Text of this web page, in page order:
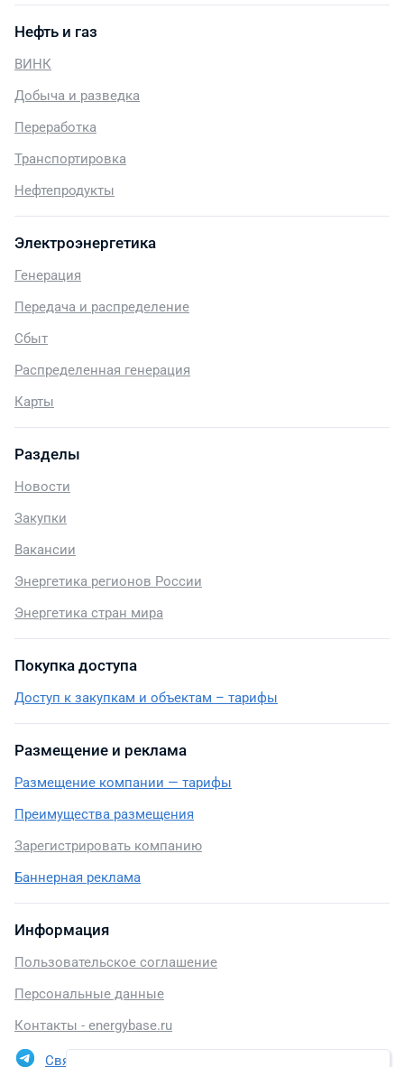
Нефть и газ
ВИНК
Добыча и разведка
Переработка
Транспортировка
Нефтепродукты
Электроэнергетика
Генерация
Передача и распределение
Сбыт
Распределенная генерация
Карты
Разделы
Новости
Закупки
Вакансии
Энергетика регионов России
Энергетика стран мира
Покупка доступа
Доступ к закупкам и объектам – тарифы
Размещение и реклама
Размещение компании — тарифы
Преимущества размещения
Зарегистрировать компанию
Баннерная реклама
Информация
Пользовательское соглашение
Персональные данные
Контакты - energybase.ru
Связаться в Telegram